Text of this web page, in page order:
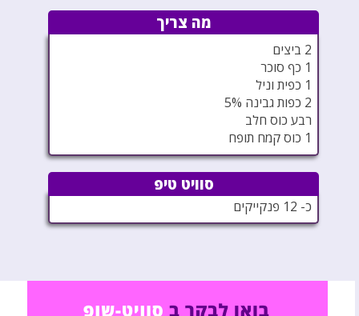
מה צריך
2 ביצים
1 כף סוכר
1 כפית וניל
2 כפות גבינה 5%
רבע כוס חלב
1 כוס קמח תופח
סוויט טיפ
כ- 12 פנקייקים